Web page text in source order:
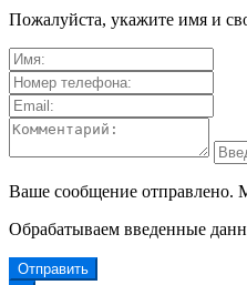
Пожалуйста, укажите имя и
Ваше сообщение отправлено.
Обрабатываем введенные
Отправить